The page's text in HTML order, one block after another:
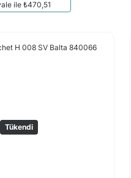
ile ₺470,51
Tükendi